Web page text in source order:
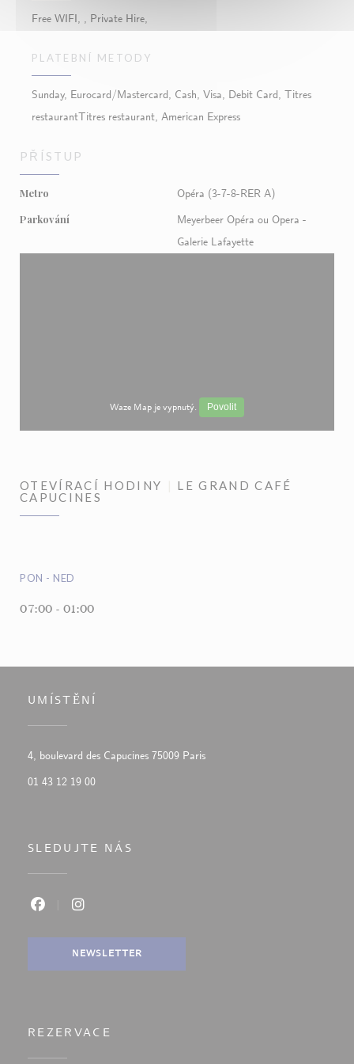
Free WIFI, , Private Hire,
PLATEBNÍ METODY
Sunday, Eurocard/Mastercard, Cash, Visa, Debit Card, Titres
restaurantTitres restaurant, American Express
PŘÍSTUP
Metro Opéra (3-7-8-RER A)
Parkování
Meyerbeer Opéra ou Opera -
Galerie Lafayette
Waze Map je vypnutý. Povolit
OTEVÍRACÍ HODINY
LE GRAND CAFÉ
CAPUCINES
PON - NED
07:00 - 01:00
UMÍSTĚNÍ
4, boulevard des Capucines 75009 Paris((otevře se v novém okně))
01 43 12 19 00
SLEDUJTE NÁS
NEWSLETTER
REZERVACE